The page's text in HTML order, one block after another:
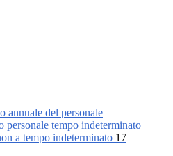
annuale del personale
personale tempo indeterminato
a tempo indeterminato 17